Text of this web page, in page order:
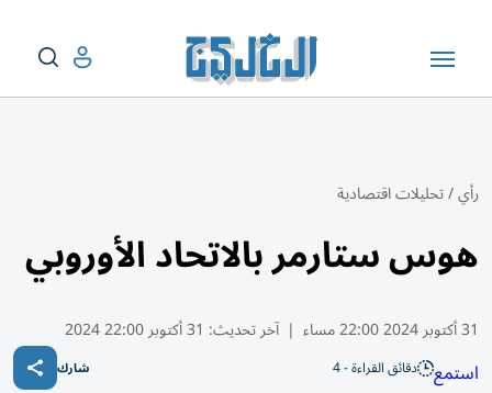
رأي/تحليلات اقتصادية
هوس ستارمر بالاتحاد الأوروبي
31 أكتوبر 2024 22:00 مساء | آخر تحديث: 31 أكتوبر 22:00 2024
استمع دقائق القراءة - 4 شارك